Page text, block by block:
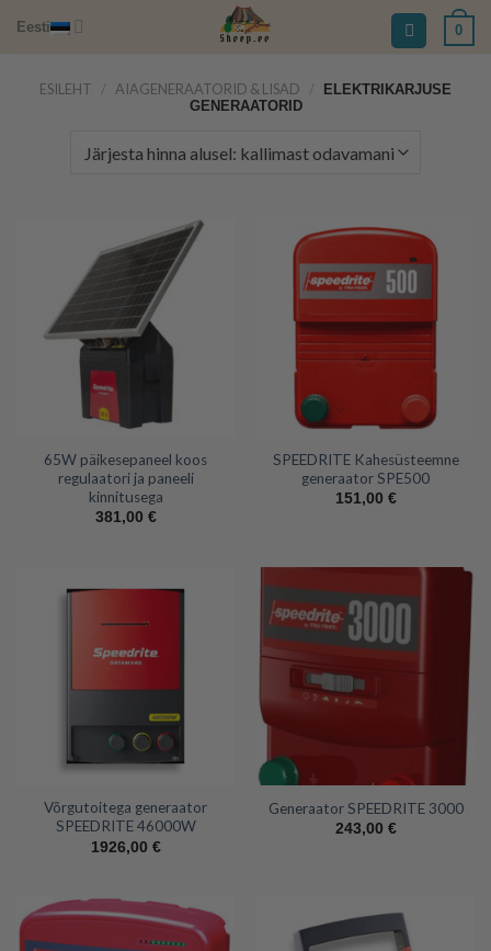
Eesti 0
ESILEHT / AIAGENERAATORID & LISAD /
ELEKTRIKARJUSE
GENERAATORID
65W päikesepaneel koos
regulaatori ja paneeli
kinnitusega
381,00 €
SPEEDRITE Kahesüsteemne
generaator SPE500
151,00 €
Võrgutoitega generaator
SPEEDRITE 46000W
1926,00 €
Generaator SPEEDRITE 3000
243,00 €